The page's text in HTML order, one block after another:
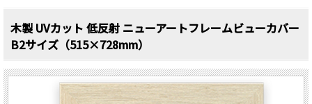
木製 UVカット 低反射 ニューアートフレームビューカバー
B2サイズ（515×728mm）